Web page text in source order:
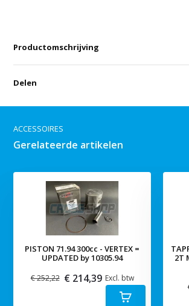
Productomschrijving
Delen
ACCESSOIRES
Gerelateerde artikelen
PISTON 71.94 300cc - VERTEX =
UPDATED by 10305.94
€ 252,22 € 214,39 Excl. btw
2T